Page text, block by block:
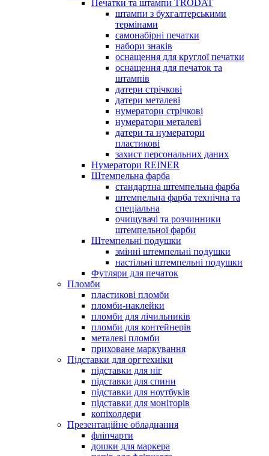
Печатки та штампи TRODAT
штампи з бухгалтерськими
термінами
самонабірні печатки
набори знаків
оснащення для круглої печатки
оснащення для печаток та
штампів
датери стрічкові
датери металеві
нумератори стрічкові
нумератори металеві
датери та нумератори
пластикові
захист персональних даних
Нумератори REINER
Штемпельна фарба
стандартна штемпельна фарба
штемпельна фарба технічна та
спеціальна
очищувачі та розчинники
штемпельної фарби
Штемпельні подушки
змінні штемпельні подушки
настільні штемпельні подушки
Футляри для печаток
Пломби
пластикові пломби
пломби-наклейки
пломби для лічильників
пломби для контейнерів
металеві пломби
приховане маркування
Підставки для оргтехніки
підставки для ніг
підставки для спини
підставки для ноутбуків
підставки для моніторів
копіхолдери
Презентаційне обладнання
фліпчарти
дошки для маркера